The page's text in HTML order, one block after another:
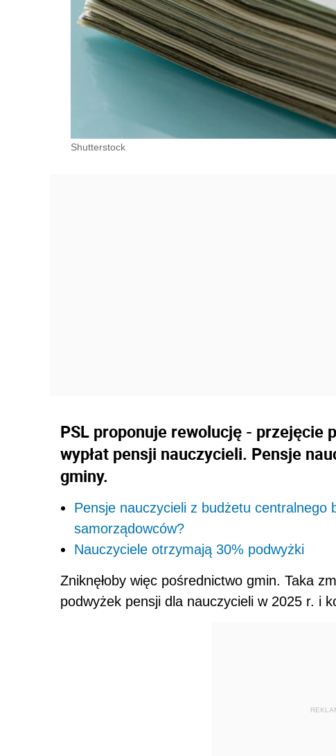
Shutterstock
PSL proponuje rewolucję - przejęcie
wypłat pensji nauczycieli. Pensje
gminy.
Pensje nauczycieli z budżetu centralnego
samorządowców?
Nauczyciele otrzymają 30% podwyżki
Zniknęłoby więc pośrednictwo gmin. Taka
podwyżek pensji dla nauczycieli w 2025 r. i